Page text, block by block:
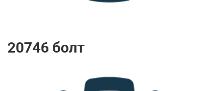
20746 болт